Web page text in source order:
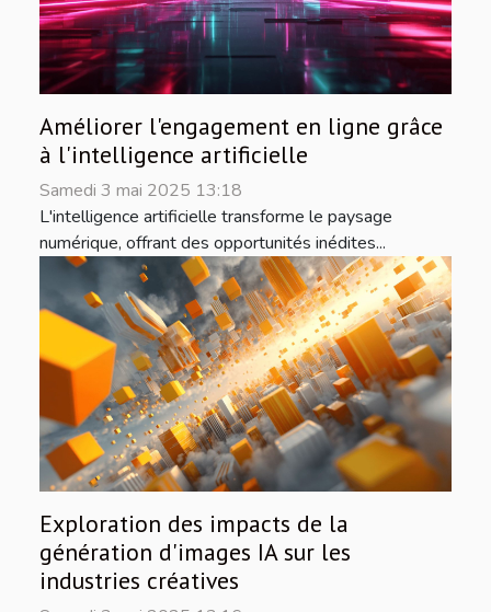
Améliorer l'engagement en ligne grâce
à l'intelligence artificielle
Samedi 3 mai 2025 13:18
L'intelligence artificielle transforme le paysage
numérique, offrant des opportunités inédites...
Exploration des impacts de la
génération d'images IA sur les
industries créatives